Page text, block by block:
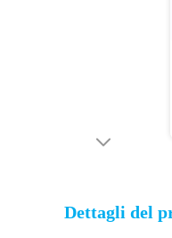
Dettagli del